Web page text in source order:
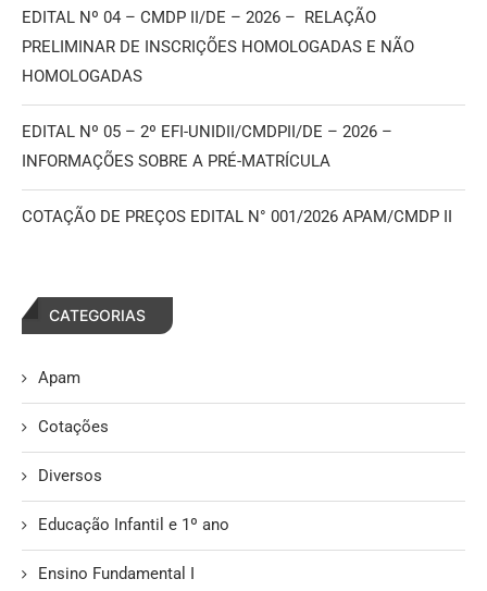
EDITAL Nº 04 – CMDP II/DE – 2026 – RELAÇÃO
PRELIMINAR DE INSCRIÇÕES HOMOLOGADAS E NÃO
HOMOLOGADAS
EDITAL Nº 05 – 2º EFI-UNIDII/CMDPII/DE – 2026 –
INFORMAÇÕES SOBRE A PRÉ-MATRÍCULA
COTAÇÃO DE PREÇOS EDITAL N° 001/2026 APAM/CMDP II
CATEGORIAS
Apam
Cotações
Diversos
Educação Infantil e 1º ano
Ensino Fundamental I